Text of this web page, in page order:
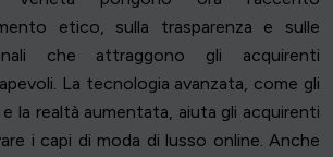
etico, sulla trasparenza e sulle
che attraggono gli acquirenti
La tecnologia avanzata, come gli
la realtà aumentata, aiuta gli acquirenti
i capi di moda di lusso online. Anche